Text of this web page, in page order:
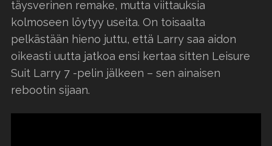
täysverinen remake, mutta viittauksia
kolmoseen löytyy useita. On toisaalta
pelkästään hieno juttu, että Larry saa aidon
oikeasti uutta jatkoa ensi kertaa sitten Leisure
Suit Larry 7 -pelin jälkeen – sen ainaisen
rebootin sijaan.